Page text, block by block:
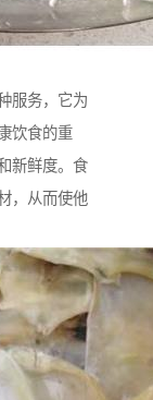
服务，它为
饮食的重
新鲜度。食
，从而使他